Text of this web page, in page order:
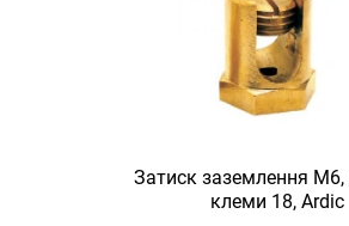
Затиск заземлення M6,
клеми 18, Ardic